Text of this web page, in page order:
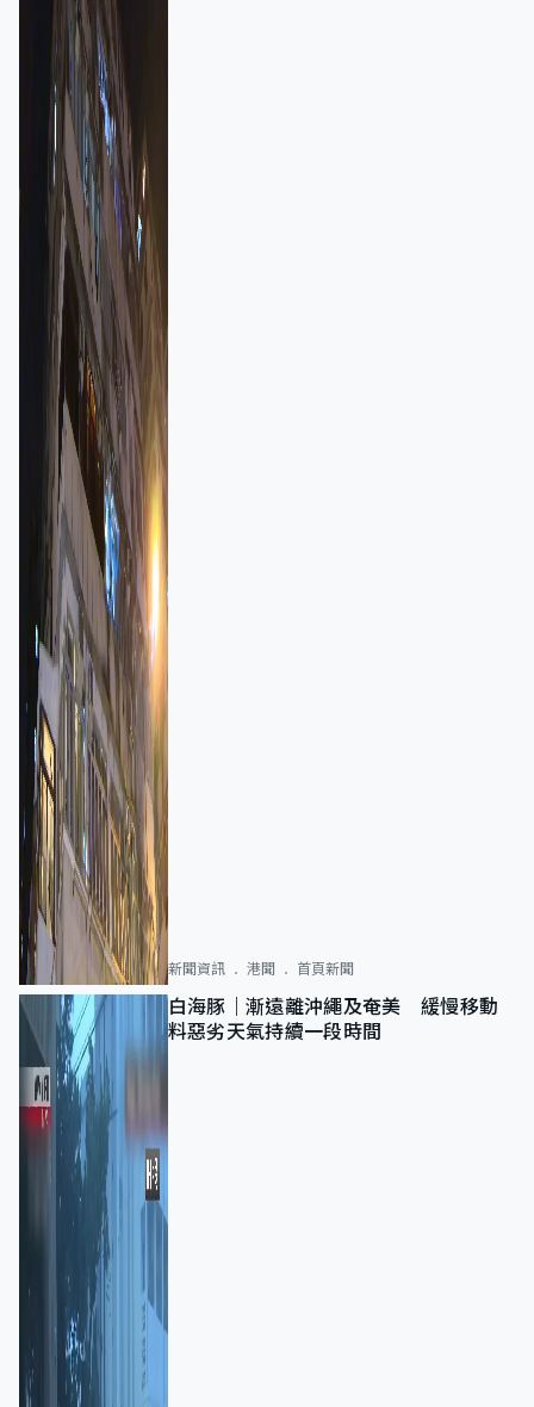
新聞資訊 港聞 首頁新聞
白海豚｜漸遠離沖繩及奄美 緩慢移動
料惡劣天氣持續一段時間